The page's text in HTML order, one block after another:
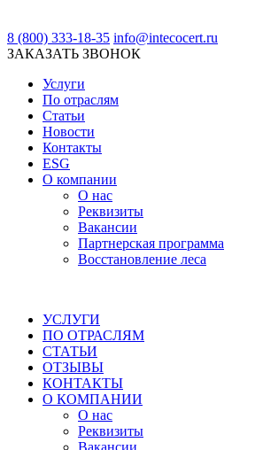
8 (800) 333-18-35 info@intecocert.ru
ЗАКАЗАТЬ ЗВОНОК
Услуги
По отраслям
Статьи
Новости
Контакты
ESG
О компании
О нас
Реквизиты
Вакансии
Партнерская программа
Восстановление леса
УСЛУГИ
ПО ОТРАСЛЯМ
СТАТЬИ
ОТЗЫВЫ
КОНТАКТЫ
О КОМПАНИИ
О нас
Реквизиты
Вакансии